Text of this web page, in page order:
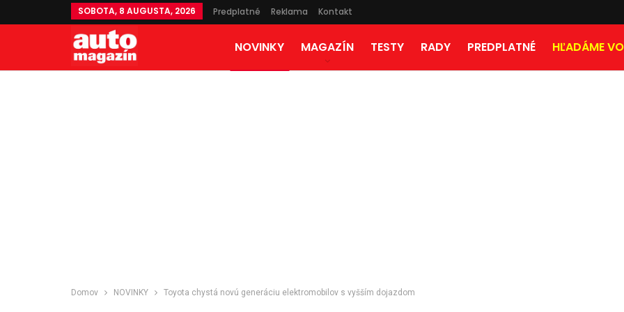
SOBOTA, 8 AUGUSTA, 2026 Predplatné Reklama Kontakt
NOVINKY MAGAZÍN TESTY RADY PREDPLATNÉ HĽADÁME
Domov NOVINKY Toyota chystá novú generáciu elektromobilov s vyšším dojazdom